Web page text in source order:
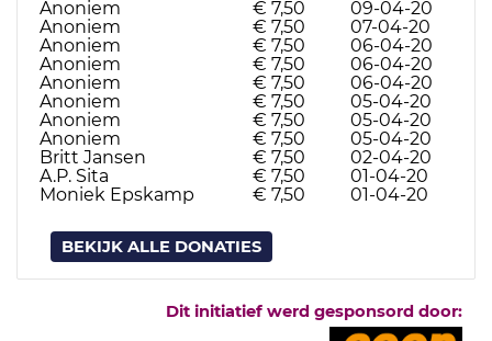
Anoniem
€ 7,50
09-04-20
Anoniem
€ 7,50
07-04-20
Anoniem
€ 7,50
06-04-20
Anoniem
€ 7,50
06-04-20
Anoniem
€ 7,50
06-04-20
Anoniem
€ 7,50
05-04-20
Anoniem
€ 7,50
05-04-20
Anoniem
€ 7,50
05-04-20
Britt Jansen
€ 7,50
02-04-20
A.P. Sita
€ 7,50
01-04-20
Moniek Epskamp
€ 7,50 01-04-20
BEKIJK ALLE DONATIES
Dit initiatief werd gesponsord door: